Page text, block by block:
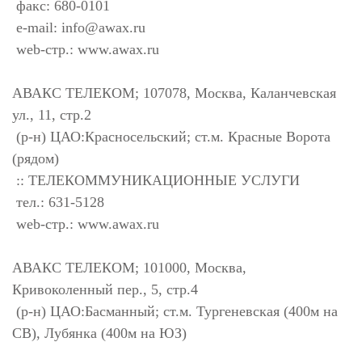
факс: 680-0101
e-mail: info@awax.ru
web-стр.: www.awax.ru
АВАКС ТЕЛЕКОМ; 107078, Москва, Каланчевская
ул., 11, стр.2
(р-н) ЦАО:Красносельский; ст.м. Красные Ворота
(рядом)
:: ТЕЛЕКОММУНИКАЦИОННЫЕ УСЛУГИ
тел.: 631-5128
web-стр.: www.awax.ru
АВАКС ТЕЛЕКОМ; 101000, Москва,
Кривоколенный пер., 5, стр.4
(р-н) ЦАО:Басманный; ст.м. Тургеневская (400м на
СВ), Лубянка (400м на ЮЗ)